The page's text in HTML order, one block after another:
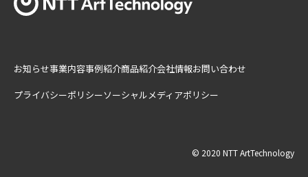
お知らせ事業内容事例紹介商品紹介会社情報お問い合わせ
プライバシーポリシーソーシャルメディアポリシー
© 2020 NTT ArtTechnology